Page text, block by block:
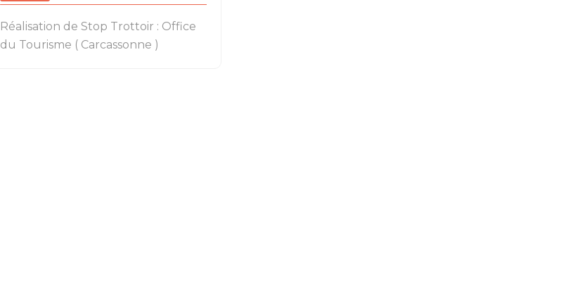
Réalisation de Stop Trottoir : Office
du Tourisme ( Carcassonne )